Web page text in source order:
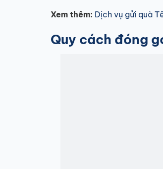
Xem thêm: Dịch vụ gửi quà
Quy cách đóng